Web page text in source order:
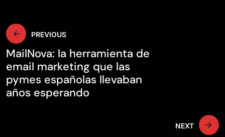
Navegación
de
entradas
PREVIOUS
MailNova: la herramienta de
email marketing que las
pymes españolas llevaban
años esperando
NEXT